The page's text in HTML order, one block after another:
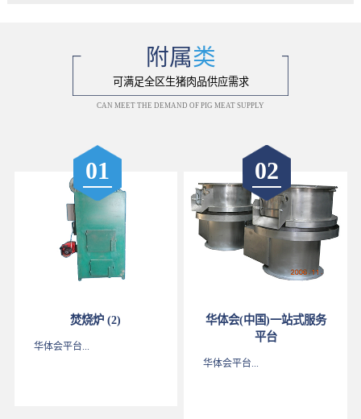
附属类
可满足全区生猪肉品供应需求
CAN MEET THE DEMAND OF PIG MEAT SUPPLY
01
焚烧炉 (2)
华体会平台...
02
华体会(中国)一站式服务
平台
华体会平台...